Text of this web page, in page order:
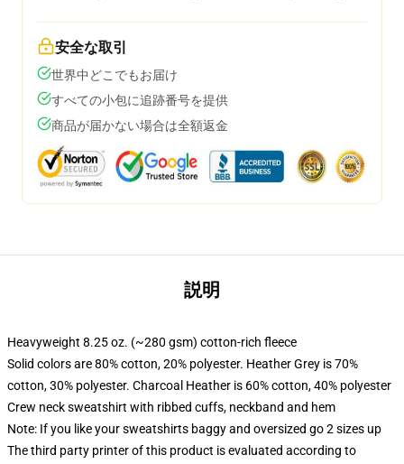
安全な取引
世界中どこでもお届け
すべての小包に追跡番号を提供
商品が届かない場合は全額返金
説明
Heavyweight 8.25 oz. (~280 gsm) cotton-rich fleece
Solid colors are 80% cotton, 20% polyester. Heather Grey is 70%
cotton, 30% polyester. Charcoal Heather is 60% cotton, 40% polyester
Crew neck sweatshirt with ribbed cuffs, neckband and hem
Note: If you like your sweatshirts baggy and oversized go 2 sizes up
The third party printer of this product is evaluated according to